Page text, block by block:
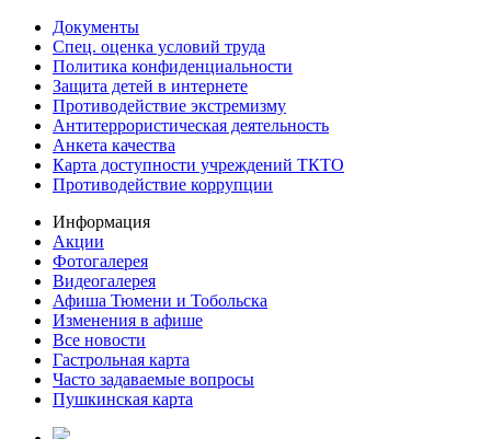
Документы
Спец. оценка условий труда
Политика конфиденциальности
Защита детей в интернете
Противодействие экстремизму
Антитеррористическая деятельность
Анкета качества
Карта доступности учреждений ТКТО
Противодействие коррупции
Информация
Акции
Фотогалерея
Видеогалерея
Афиша Тюмени и Тобольска
Изменения в афише
Все новости
Гастрольная карта
Часто задаваемые вопросы
Пушкинская карта